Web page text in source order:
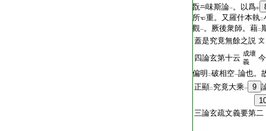
翫
味斯論一。以爲中
所
重。又羅什本執二
觀一。厥後衆師。藉二
蓋是究竟無餘之説 文
四論玄第十云 成壞
義
偏明 二破相空一論也。
正顯二 究竟大乘一 9
三論玄疏文義要第二